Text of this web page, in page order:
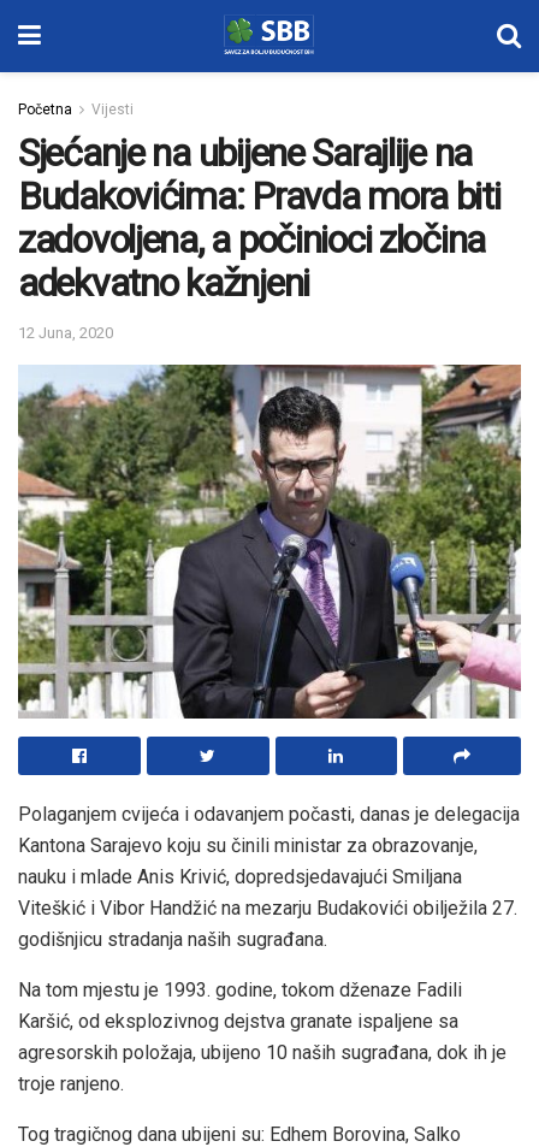
Početna Vijesti
Sjećanje na ubijene Sarajlije na
Budakovićima: Pravda mora biti
zadovoljena, a počinioci zločina
adekvatno kažnjeni
12 Juna, 2020
Polaganjem cvijeća i odavanjem počasti, danas je delegacija
Kantona Sarajevo koju su činili ministar za obrazovanje,
nauku i mlade Anis Krivić, dopredsjedavajući Smiljana
Viteškić i Vibor Handžić na mezarju Budakovići obilježila 27.
godišnjicu stradanja naših sugrađana.
Na tom mjestu je 1993. godine, tokom dženaze Fadili
Karšić, od eksplozivnog dejstva granate ispaljene sa
agresorskih položaja, ubijeno 10 naših sugrađana, dok ih je
troje ranjeno.
Tog tragičnog dana ubijeni su: Edhem Borovina, Salko